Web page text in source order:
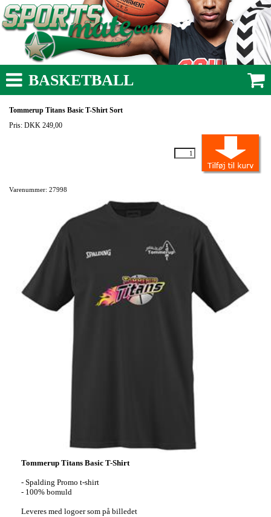
BASKETBALL
Tommerup Titans Basic T-Shirt Sort
Pris: DKK 249,00
Varenummer: 27998
Tommerup Titans Basic T-Shirt
- Spalding Promo t-shirt
- 100% bomuld
Leveres med logoer som på billedet